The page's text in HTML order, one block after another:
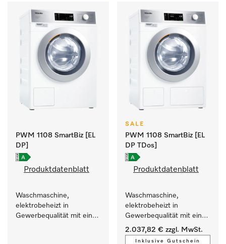
PWM 1108 SmartBiz [EL
DP]
Produktdatenblatt
Waschmaschine,
elektrobeheizt in
Gewerbequalität mit einer
SALE
PWM 1108 SmartBiz [EL
DP TDos]
Produktdatenblatt
Waschmaschine,
elektrobeheizt in
Gewerbequalität mit einer
Laufzeit von 79 min,
automatische Dosierung.
2.037,82 € zzgl. MwSt.
Inklusive Gutschein